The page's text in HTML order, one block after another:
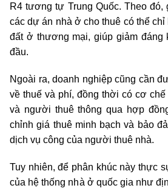
R4 tương tự Trung Quốc. Theo đó,
các dự án nhà ở cho thuê có thể chỉ
đất ở thương mại, giúp giảm đáng
đầu.
Ngoài ra, doanh nghiệp cũng cần
về thuế và phí, đồng thời có cơ
và người thuê thông qua hợp
chỉnh giá thuê minh bạch và bảo
dịch vụ công của người thuê nhà.
Tuy nhiên, để phân khúc này thực
của hệ thống nhà ở quốc gia như